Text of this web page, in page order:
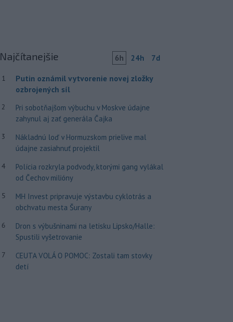
Najčítanejšie 6h 24h 7d
1
Putin oznámil vytvorenie novej zložky
ozbrojených síl
2
Pri sobotňajšom výbuchu v Moskve údajne
zahynul aj zať generála Čajka
3
Nákladnú loď v Hormuzskom prielive mal
údajne zasiahnuť projektil
4
Polícia rozkryla podvody, ktorými gang vylákal
od Čechov milióny
5
MH Invest pripravuje výstavbu cyklotrás a
obchvatu mesta Šurany
6
Dron s výbušninami na letisku Lipsko/Halle:
Spustili vyšetrovanie
7
CEUTA VOLÁ O POMOC: Zostali tam stovky
detí